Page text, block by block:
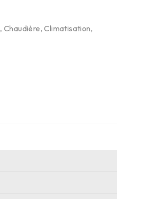
,Chaudière,Climatisation,